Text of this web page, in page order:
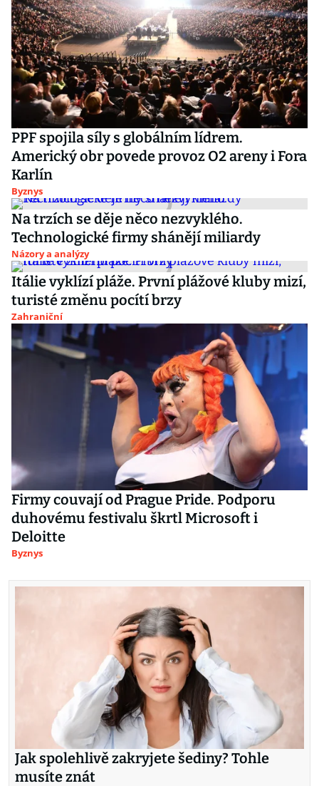
PPF spojila síly s globálním lídrem.
Americký obr povede provoz O2 areny i Fora
Karlín
Byznys
Na trzích se děje něco nezvyklého.
Technologické firmy shánějí miliardy
Názory a analýzy
Itálie vyklízí pláže. První plážové kluby mizí,
turisté změnu pocítí brzy
Zahraniční
Firmy couvají od Prague Pride. Podporu
duhovému festivalu škrtl Microsoft i
Deloitte
Byznys
Jak spolehlivě zakryjete šediny? Tohle
musíte znát